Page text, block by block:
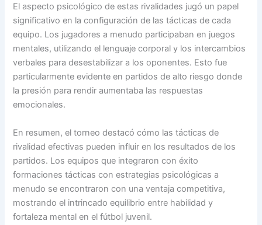
El aspecto psicológico de estas rivalidades jugó un papel
significativo en la configuración de las tácticas de cada
equipo. Los jugadores a menudo participaban en juegos
mentales, utilizando el lenguaje corporal y los intercambios
verbales para desestabilizar a los oponentes. Esto fue
particularmente evidente en partidos de alto riesgo donde
la presión para rendir aumentaba las respuestas
emocionales.
En resumen, el torneo destacó cómo las tácticas de
rivalidad efectivas pueden influir en los resultados de los
partidos. Los equipos que integraron con éxito
formaciones tácticas con estrategias psicológicas a
menudo se encontraron con una ventaja competitiva,
mostrando el intrincado equilibrio entre habilidad y
fortaleza mental en el fútbol juvenil.